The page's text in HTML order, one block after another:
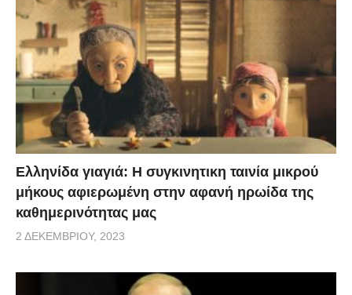
Ελληνίδα γιαγιά: Η συγκινητικη ταινία μικρού
μήκους αφιερωμένη στην αφανή ηρωίδα της
καθημερινότητας μας
2 ΔΕΚΕΜΒΡΊΟΥ, 2023